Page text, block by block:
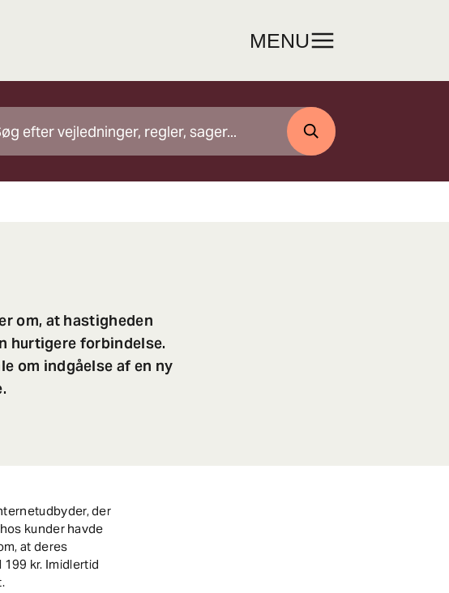
MENU
SØG
om, at hastigheden
hurtigere forbindelse.
om indgåelse af en ny
der
kunder havde
at deres
kr. Imidlertid